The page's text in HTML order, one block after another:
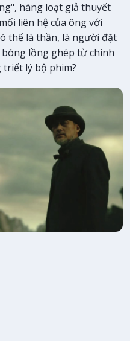
hàng loạt giả thuyết
liên hệ của ông với
thể là thần, là người đặt
lồng ghép từ chính
lý bộ phim?